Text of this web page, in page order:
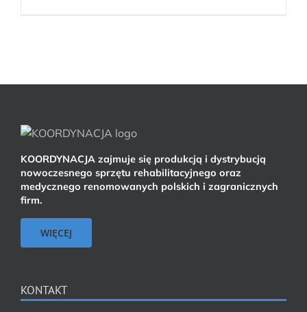
KOORDYNACJA zajmuje się produkcją i dystrybucją
nowoczesnego sprzętu rehabilitacyjnego oraz
medycznego renomowanych polskich i zagranicznych
firm.
WIĘCEJ
KONTAKT